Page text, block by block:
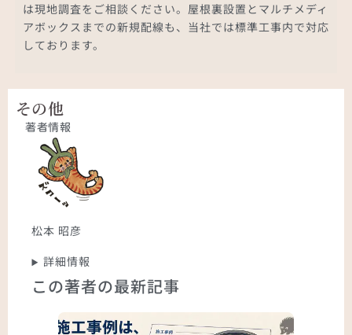
は現地調査をご相談ください。屋根裏設置とマルチメディ
アボックスまでの新規配線も、当社では標準工事内で対応
しております。
その他
著者情報
松本 昭彦
詳細情報
この著者の最新記事